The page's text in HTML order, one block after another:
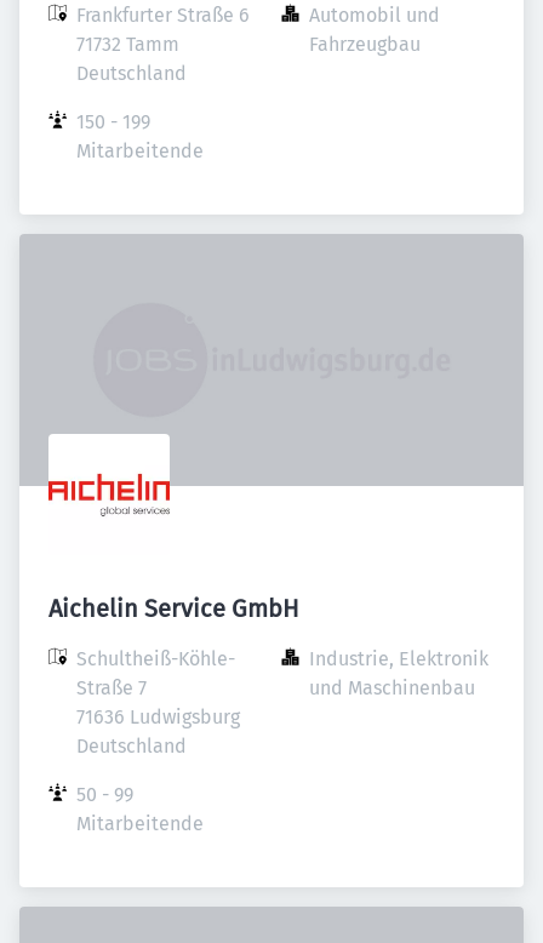
Frankfurter Straße 6
71732 Tamm
Deutschland
Automobil und
Fahrzeugbau
150 - 199
Mitarbeitende
Aichelin Service GmbH
Schultheiß-Köhle-
Straße 7
71636 Ludwigsburg
Deutschland
Industrie, Elektronik
und Maschinenbau
50 - 99
Mitarbeitende